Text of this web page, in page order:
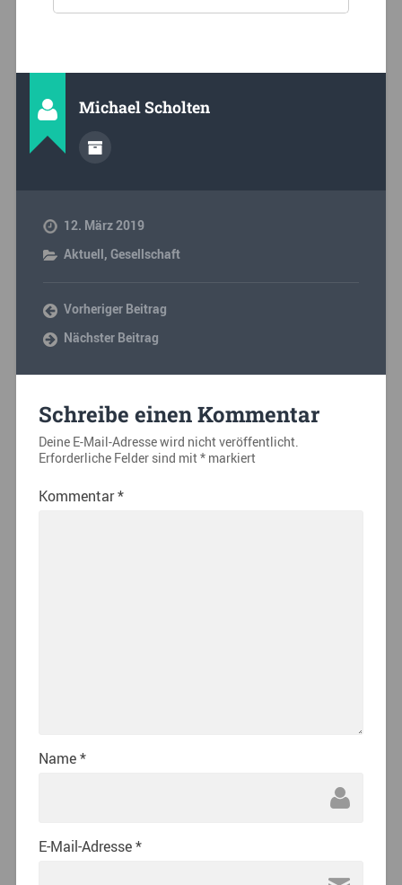
Michael Scholten
12. März 2019
Aktuell, Gesellschaft
Vorheriger Beitrag
Nächster Beitrag
Schreibe einen Kommentar
Deine E-Mail-Adresse wird nicht veröffentlicht.
Erforderliche Felder sind mit*markiert
Kommentar*
Name*
E-Mail-Adresse*